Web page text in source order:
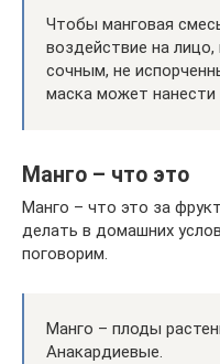
Чтобы манговая
воздействие на
сочным, не
маска может нанести
Манго – что это
Манго – что это за
делать в домашних
поговорим.
Манго – плоды
Анакардиевые.